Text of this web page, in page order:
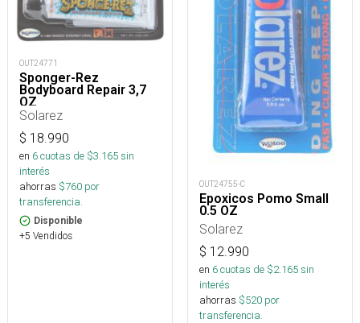
OUT24771
Sponger-Rez
Bodyboard Repair 3,7
OZ
Solarez
$ 18.990
en 6cuotas de $3.165sin
interés
ahorras $760 por
transferencia.
Disponible
+5 Vendidos
OUT24755-C
Epoxicos Pomo Small
0.5 OZ
Solarez
$ 12.990
en 6cuotas de $2.165sin
interés
ahorras $520 por
transferencia.